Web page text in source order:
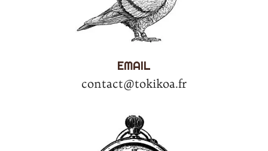
EMAIL
contact@tokikoa.fr